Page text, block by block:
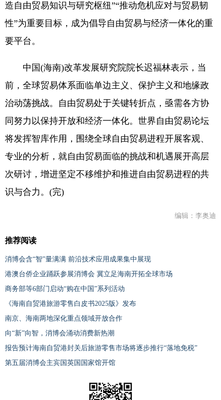
造自由贸易知识与研究枢纽”“推动危机应对与贸易韧
性”为重要目标，成为倡导自由贸易与经济一体化的重
要平台。
中国(海南)改革发展研究院院长迟福林表示，当
前，全球贸易体系面临单边主义、保护主义和地缘政
治动荡挑战。自由贸易处于关键转折点，亟需各方协
同努力以保持开放和经济一体化。世界自由贸易论坛
将发挥智库作用，围绕全球自由贸易进程开展客观、
专业的分析，就自由贸易面临的挑战和机遇展开高层
次研讨，增进坚定不移维护和推进自由贸易进程的共
识与合力。(完)
编辑：李奥迪
推荐阅读
消博会含“智”量满满 前沿技术应用成果集中展现
港澳台侨企业踊跃参展消博会 冀立足海南开拓全球市场
商务部等6部门启动“购在中国”系列活动
《海南自贸港旅游零售白皮书2025版》发布
南京、海南两地深化重点领域开放合作
向“新”向智，消博会涌动消费新热潮
报告预计海南自贸港封关后旅游零售市场将逐步推行“落地免税”
第五届消博会主宾国英国国家馆开馆